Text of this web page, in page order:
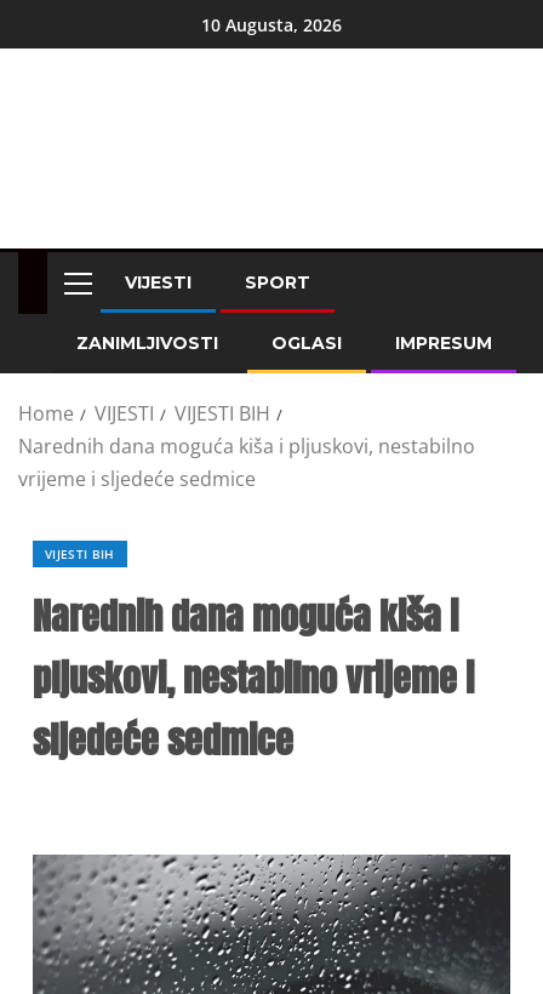
10 Augusta, 2026
VIJESTI SPORT
ZANIMLJIVOSTI OGLASI IMPRESUM
Home VIJESTI
VIJESTI BIH
Narednih dana moguća kiša i pljuskovi, nestabilno
vrijeme i sljedeće sedmice
VIJESTI BIH
Narednih dana moguća kiša i
pljuskovi, nestabilno vrijeme i
sljedeće sedmice